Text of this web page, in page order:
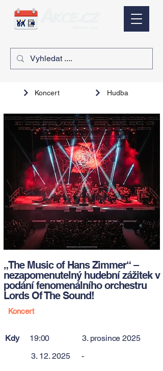
Koncert Hudba
„The Music of Hans Zimmer“ –
nezapomenutelný hudební zážitek v
podání fenomenálního orchestru
Lords Of The Sound!
Koncert
Kdy 19:00
3. prosince 2025
3. 12. 2025
-